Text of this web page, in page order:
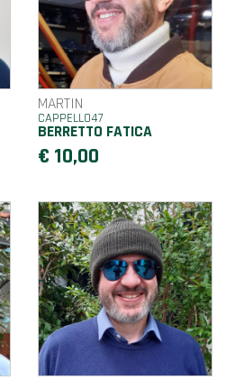
MARTIN
CAPPELLO47
BERRETTO FATICA
€ 10,00